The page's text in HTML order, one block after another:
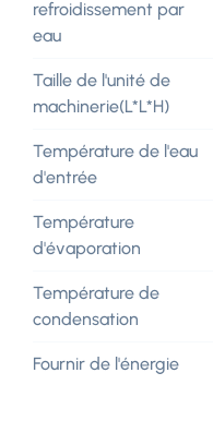
refroidissement par
eau
Taille de l'unité de
machinerie(L*L*H)
Température de l'eau
d'entrée
Température
d'évaporation
Température de
condensation
Fournir de l'énergie